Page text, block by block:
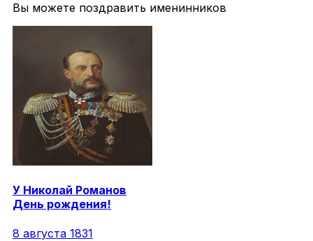
Вы можете поздравить именинников
У Николай Романов
День рождения!
8 августа 1831